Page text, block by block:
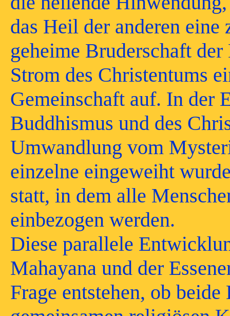
das Heil der anderen
geheime Bruderschaft
Strom des Christentums
Gemeinschaft auf. In der
Buddhismus und des
Umwandlung vom
einzelne eingeweiht
statt, in dem alle
einbezogen werden.
Diese parallele
Mahayana und der
Frage entstehen, ob